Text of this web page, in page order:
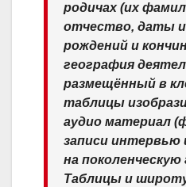
родичах (их
отчество, даты
рождений и
география
размещённый в
таблицы
аудио материал
записи интервью
на поколенческую
Таблицы и